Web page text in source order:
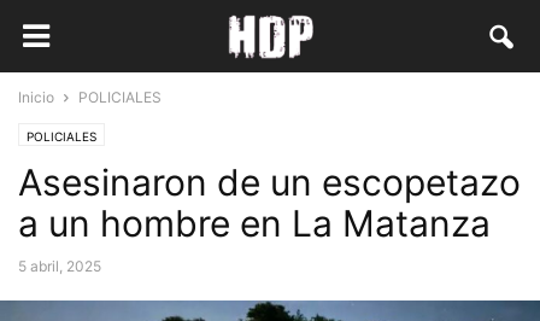
Inicio POLICIALES
POLICIALES
Asesinaron de un escopetazo
a un hombre en La Matanza
5 abril, 2025